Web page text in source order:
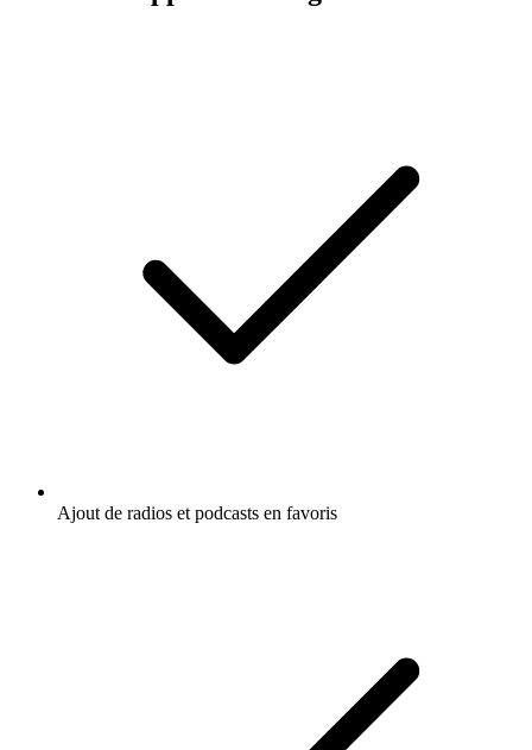
Ajout de radios et podcasts en favoris